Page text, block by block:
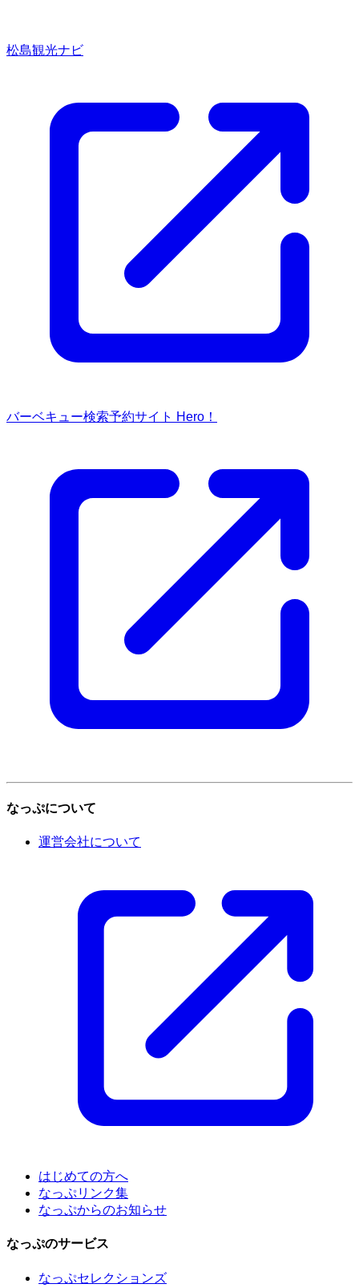
松島観光ナビ
バーベキュー検索予約サイト Hero！
なっぷについて
運営会社について
はじめての方へ
なっぷリンク集
なっぷからのお知らせ
なっぷのサービス
なっぷセレクションズ